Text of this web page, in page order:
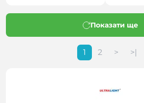
Показати ще
1 2 > >|